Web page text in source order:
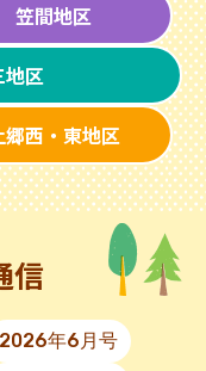
笠間地区
地区
郷西・東地区
信
2026年6月号